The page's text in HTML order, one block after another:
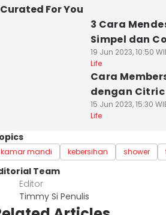
Curated For You
3 Cara
Simpel dan
19 Jun 2023, 10:50
Life
Cara
dengan
15 Jun 2023, 15:30
Life
kamar mandi kebersihan shower
Team
Editor
Timmy Si Penulis